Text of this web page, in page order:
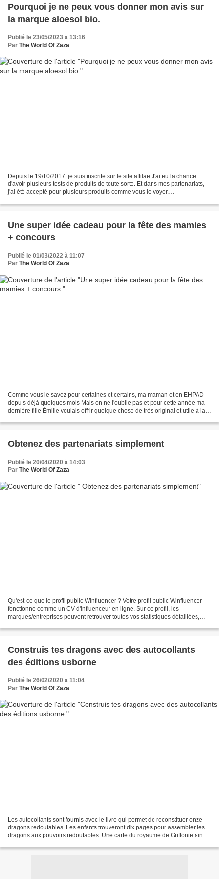
Pourquoi je ne peux vous donner mon avis sur
la marque aloesol bio.
Publié le 23/05/2023 à 13:16
Par The World Of Zaza
Depuis le 19/10/2017, je suis inscrite sur le site affilae J'ai eu la chance
d'avoir plusieurs tests de produits de toute sorte. Et dans mes partenariats,
j'ai été accepté pour plusieurs produits comme vous le voyer.
Une super idée cadeau pour la fête des mamies
+ concours
Publié le 01/03/2022 à 11:07
Par The World Of Zaza
Comme vous le savez pour certaines et certains, ma maman et en EHPAD
depuis déjà quelques mois Mais on ne l'oublie pas et pour cette année ma
dernière fille Émilie voulais offrir quelque chose de très original et utile à la
Obtenez des partenariats simplement
Publié le 20/04/2020 à 14:03
Par The World Of Zaza
Qu'est-ce que le profil public Winfluencer ? Votre profil public Winfluencer
fonctionne comme un CV d'influenceur en ligne. Sur ce profil, les
marques/entreprises peuvent retrouver toutes vos statistiques détaillées,
Construis tes dragons avec des autocollants
des éditions usborne
Publié le 26/02/2020 à 11:04
Par The World Of Zaza
Les autocollants sont fournis avec le livre qui permet de reconstituer onze
dragons redoutables. Les enfants trouveront dix pages pour assembler les
dragons aux pouvoirs redoutables. Une carte du royaume de Griffonie ainsi